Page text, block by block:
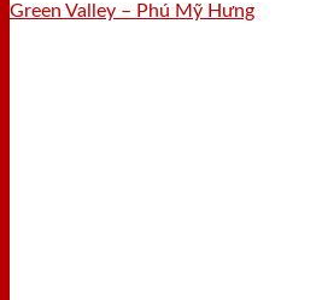
Green Valley – Phú Mỹ Hưng